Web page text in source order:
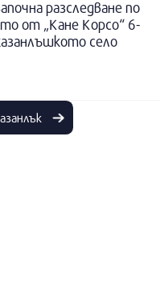
разследване по
от „Кане Корсо“ 6-
село